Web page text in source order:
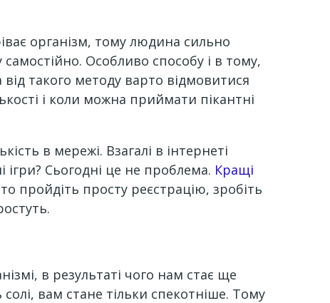
організм, тому людина сильно
Особливо способу і в тому,
такого методу варто відмовитися
і коли можна приймати пікантні
в мережі. Взагалі в інтернеті
Сьогодні це не проблема. Кращі
пройдіть просту реєстрацію, зробіть
в результаті чого нам стає ще
вам стане тільки спекотніше. Тому